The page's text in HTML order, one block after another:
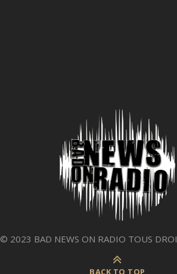
© 2023 BAD NEWS ON RADIO TOUS
BACK TO TOP